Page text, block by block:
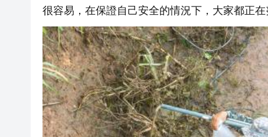
很容易，在保證自己安全的情況下，大家都正在